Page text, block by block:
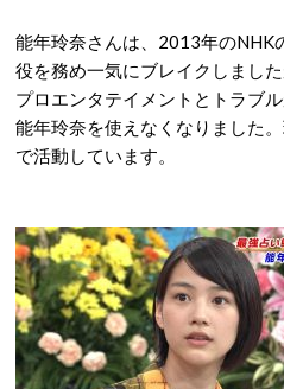
能年玲奈さんは、2013年のNHK
役を務め一気にブレイクしまし
プロエンタテイメントとトラブ
能年玲奈を使えなくなりました
で活動しています。